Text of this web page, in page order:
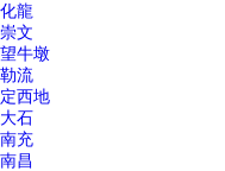
化龍
崇文
望牛墩
勒流
定西地
大石
南充
南昌